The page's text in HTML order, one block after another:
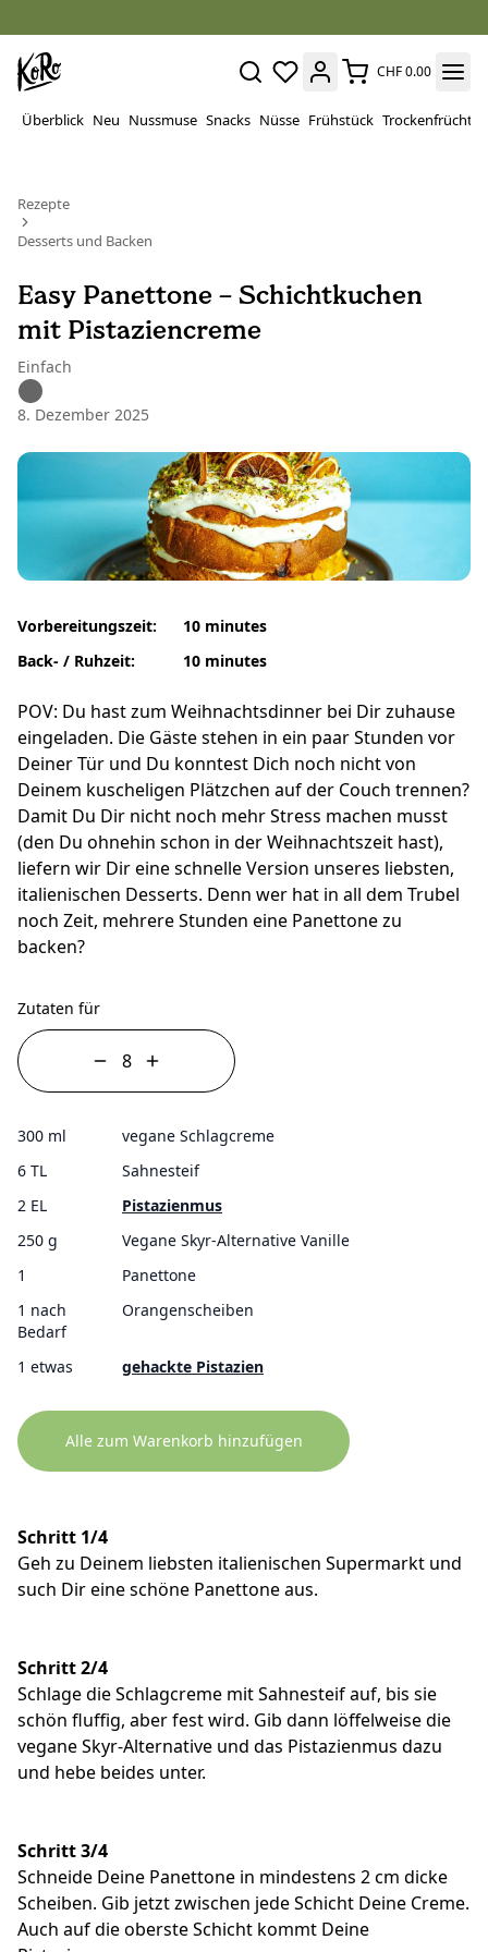
CHF 0.00
Überblick Neu Nussmuse Snacks Nüsse Frühstück Trockenfrüchte
Rezepte
Desserts und Backen
Easy Panettone – Schichtkuchen
mit Pistaziencreme
Einfach
8. Dezember 2025
Vorbereitungszeit:
Back- / Ruhzeit:
10 minutes
10 minutes
POV: Du hast zum Weihnachtsdinner bei Dir zuhause
eingeladen. Die Gäste stehen in ein paar Stunden vor
Deiner Tür und Du konntest Dich noch nicht von
Deinem kuscheligen Plätzchen auf der Couch trennen?
Damit Du Dir nicht noch mehr Stress machen musst
(den Du ohnehin schon in der Weihnachtszeit hast),
liefern wir Dir eine schnelle Version unseres liebsten,
italienischen Desserts. Denn wer hat in all dem Trubel
noch Zeit, mehrere Stunden eine Panettone zu
backen?
Zutaten für
300 ml
vegane Schlagcreme
6 TL
Sahnesteif
2 EL
Pistazienmus
250 g
Vegane Skyr-Alternative Vanille
1
Panettone
1 nach
Bedarf
Orangenscheiben
1 etwas gehackte Pistazien
Alle zum Warenkorb hinzufügen
Schritt 1/4
Geh zu Deinem liebsten italienischen Supermarkt und
such Dir eine schöne Panettone aus.
Schritt 2/4
Schlage die Schlagcreme mit Sahnesteif auf, bis sie
schön fluffig, aber fest wird. Gib dann löffelweise die
vegane Skyr-Alternative und das Pistazienmus dazu
und hebe beides unter.
Schritt 3/4
Schneide Deine Panettone in mindestens 2 cm dicke
Scheiben. Gib jetzt zwischen jede Schicht Deine Creme.
Auch auf die oberste Schicht kommt Deine